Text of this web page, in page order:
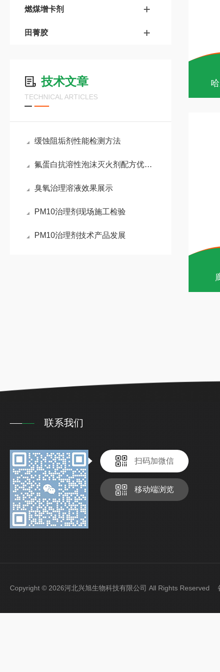
燃煤增卡剂
田菁胶
技术文章
TECHNICAL ARTICLES
缓蚀阻垢剂性能检测方法
氟蛋白抗溶性泡沫灭火剂配方优化及灭火性能表征
臭氧治理溶液效果展示
PM10治理剂现场施工检验
PM10治理剂技术产品发展
联系我们
扫码加微信
移动端浏览
Copyright © 2026河北兴旭生物科技有限公司 All Rights Reserved